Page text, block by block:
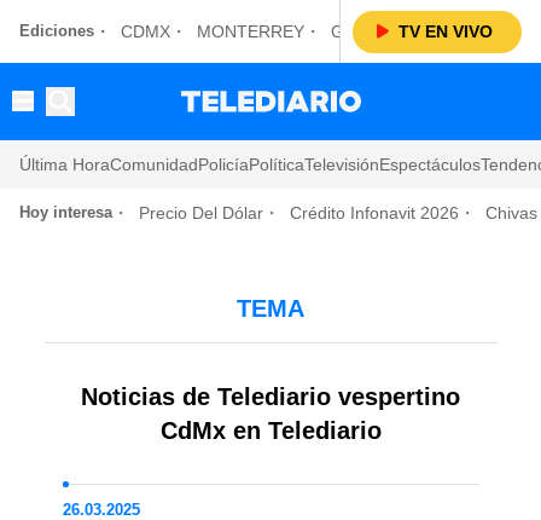
Ediciones CDMX MONTERREY GUADALAJARATV EN VIVO
Última HoraComunidadPolicíaPolíticaTelevisiónEspectáculos
Hoy interesa Precio Del Dólar Crédito Infonavit 2026
TEMA
Noticias de Telediario vespertino
CdMx en Telediario
26.03.2025